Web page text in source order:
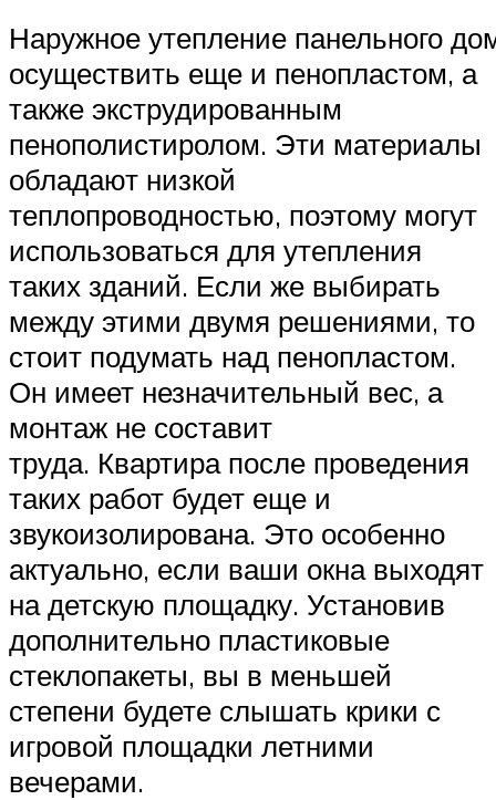
Наружное утепление панельного
осуществить еще и пенопластом, а
также экструдированным
пенополистиролом. Эти материалы
обладают низкой
теплопроводностью, поэтому могут
использоваться для утепления
таких зданий. Если же выбирать
между этими двумя решениями, то
стоит подумать над пенопластом.
Он имеет незначительный вес, а
монтаж не составит
труда. Квартира после проведения
таких работ будет еще и
звукоизолирована. Это особенно
актуально, если ваши окна выходят
на детскую площадку. Установив
дополнительно пластиковые
стеклопакеты, вы в меньшей
степени будете слышать крики с
игровой площадки летними
вечерами.